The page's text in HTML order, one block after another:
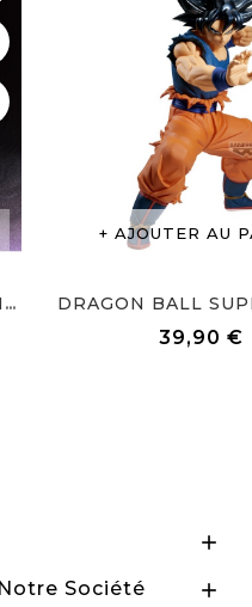
DRAGON BALL GT FIGURINE SON...
AJOUTER AU
39,90 €

Notre Société 